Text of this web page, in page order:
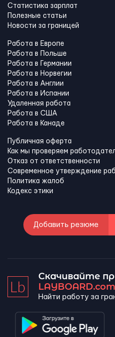
Статистика зарплат
Полезные статьи
Новости за границей
Работа в Европе
Работа в Польше
Работа в Германии
Работа в Норвегии
Работа в Англии
Работа в Испании
Удаленная работа
Работа в США
Работа в Канадe
Публичная оферта
Как мы проверяем
Отказ от ответственности
Современное утверждение
Политика жалоб
Кодекс этики
Добавить резюме
Скачивайте
LAYBOARD.com
Найти работу за